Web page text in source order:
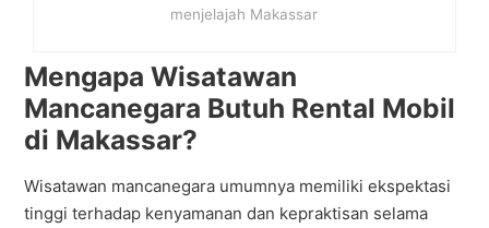
menjelajah Makassar
Mengapa Wisatawan
Mancanegara Butuh Rental Mobil
di Makassar?
Wisatawan mancanegara umumnya memiliki ekspektasi
tinggi terhadap kenyamanan dan kepraktisan selama